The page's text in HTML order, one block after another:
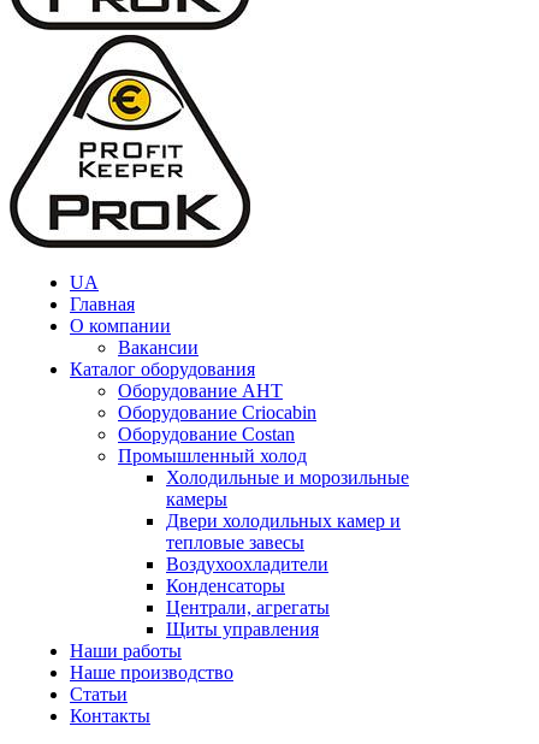
UA
Главная
О компании
Вакансии
Каталог оборудования
Оборудование AHT
Оборудование Criocabin
Оборудование Costan
Промышленный холод
Холодильные и морозильные
камеры
Двери холодильных камер и
тепловые завесы
Воздухоохладители
Конденсаторы
Централи, агрегаты
Щиты управления
Наши работы
Наше производство
Статьи
Контакты